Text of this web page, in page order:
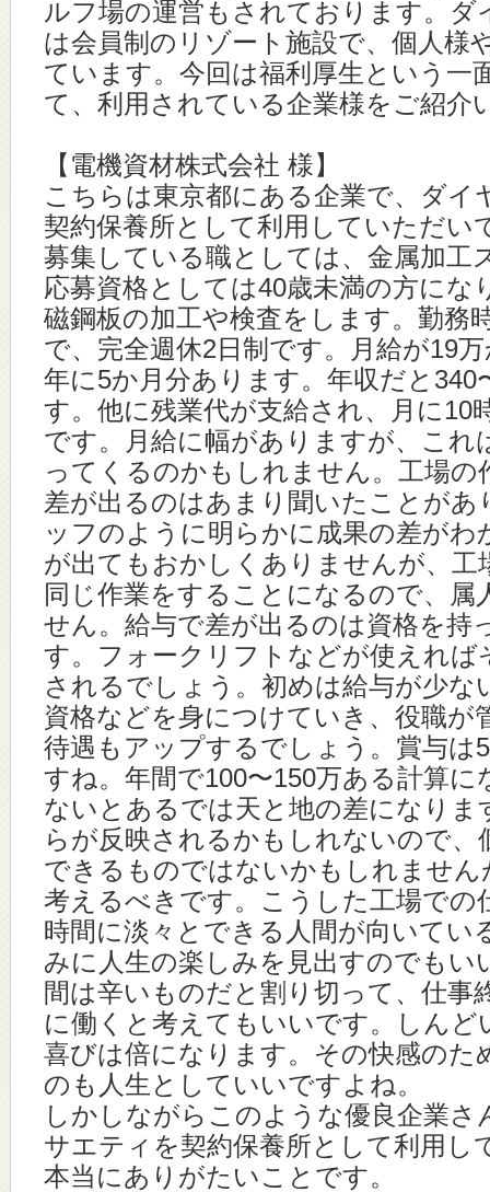
ルフ場の運営もされております。
は会員制のリゾート施設で、個人様
ています。今回は福利厚生という一
て、利用されている企業様をご紹介
【電機資材株式会社 様】
こちらは東京都にある企業で、ダ
契約保養所として利用していただい
募集している職としては、金属加工
応募資格としては40歳未満の方にな
磁鋼板の加工や検査をします。勤務
で、完全週休2日制です。月給が19
年に5か月分あります。年収だと340
す。他に残業代が支給され、月に10
です。月給に幅がありますが、これ
ってくるのかもしれません。工場の
差が出るのはあまり聞いたことがあ
ッフのように明らかに成果の差がわ
が出てもおかしくありませんが、工
同じ作業をすることになるので、属
せん。給与で差が出るのは資格を持
す。フォークリフトなどが使えれば
されるでしょう。初めは給与が少
資格などを身につけていき、役職が
待遇もアップするでしょう。賞与は
すね。年間で100〜150万ある計算
ないとあるでは天と地の差になりま
らが反映されるかもしれないので、
できるものではないかもしれませ
考えるべきです。こうした工場での
時間に淡々とできる人間が向いてい
みに人生の楽しみを見出すのでもい
間は辛いものだと割り切って、仕事
に働くと考えてもいいです。しんど
喜びは倍になります。その快感のた
のも人生としていいですよね。
しかしながらこのような優良企業
サエティを契約保養所として利用し
本当にありがたいことです。